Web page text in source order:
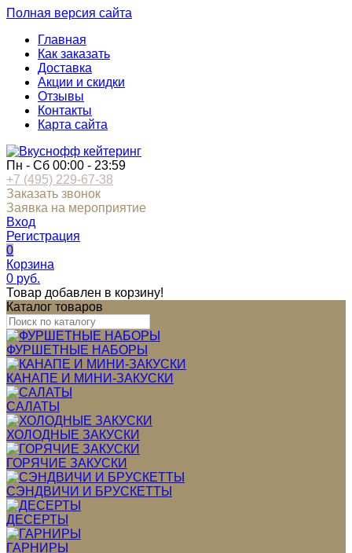
Полная версия сайта
Главная
Как заказать
Доставка
Акции и скидки
Отзывы
Контакты
Карта сайта
Пн - Сб 00:00 - 23:59
+7 (495) 229-67-38
Заказать звонок
Заявка на мероприятие
Вход
Регистрация
0
Корзина
0 руб.
Товар добавлен в корзину!
Каталог товаров
ФУРШЕТНЫЕ НАБОРЫ
КАНАПЕ И МИНИ-ЗАКУСКИ
САЛАТЫ
ХОЛОДНЫЕ ЗАКУСКИ
ГОРЯЧИЕ ЗАКУСКИ
СЭНДВИЧИ И БРУСКЕТТЫ
ДЕСЕРТЫ
ГАРНИРЫ